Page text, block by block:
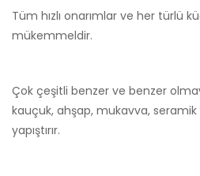
Tüm hızlı onarımlar ve her türlü
mükemmeldir.
Çok çeşitli benzer ve benzer
kauçuk, ahşap, mukavva,
yapıştırır.